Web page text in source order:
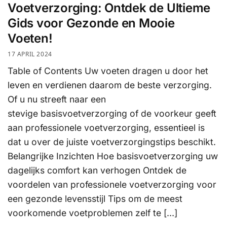
Voetverzorging: Ontdek de Ultieme
Gids voor Gezonde en Mooie
Voeten!
17 APRIL 2024
Table of Contents Uw voeten dragen u door het
leven en verdienen daarom de beste verzorging.
Of u nu streeft naar een
stevige basisvoetverzorging of de voorkeur geeft
aan professionele voetverzorging, essentieel is
dat u over de juiste voetverzorgingstips beschikt.
Belangrijke Inzichten Hoe basisvoetverzorging uw
dagelijks comfort kan verhogen Ontdek de
voordelen van professionele voetverzorging voor
een gezonde levensstijl Tips om de meest
voorkomende voetproblemen zelf te […]